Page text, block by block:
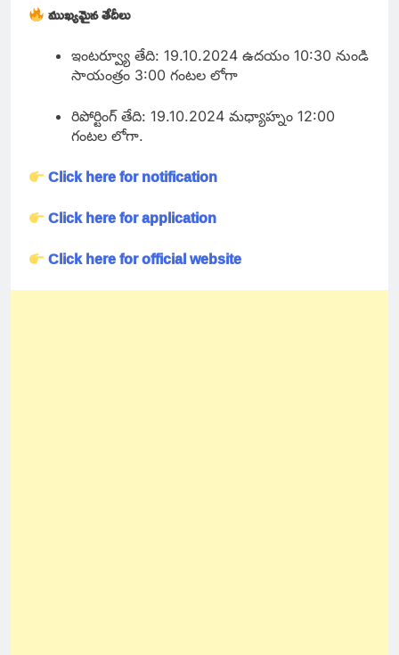
ముఖ్యమైన తేదీలు
ఇంటర్వ్యూ తేది: 19.10.2024 ఉదయం 10:30 నుండి
సాయంత్రం 3:00 గంటల లోగా
రిపోర్టింగ్ తేది: 19.10.2024 మధ్యాహ్నం 12:00
గంటల లోగా.
Click here for notification
Click here for application
Click here for official website